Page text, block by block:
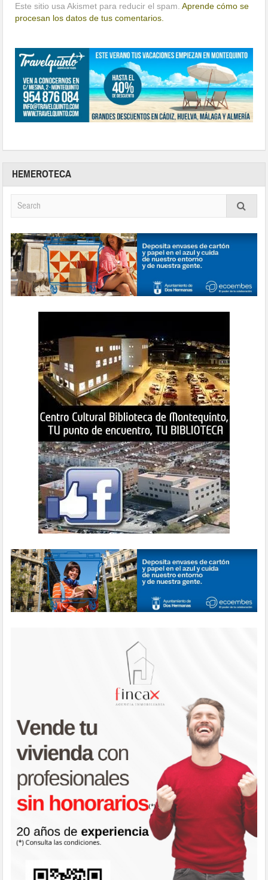
Este sitio usa Akismet para reducir el spam.Aprende cómo se
procesan los datos de tus comentarios.
HEMEROTECA